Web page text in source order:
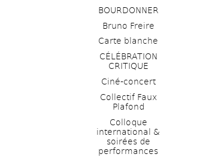
BOURDONNER
Bruno Freire
Carte blanche
CÉLÉBRATION
CRITIQUE
Ciné-concert
Collectif Faux
Plafond
Colloque
international &
soirées de
performances